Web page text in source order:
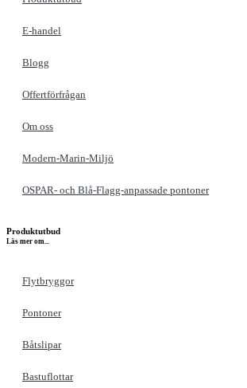
E-handel
Blogg
Offertförfrågan
Om oss
Modern-Marin-Miljö
OSPAR- och Blå-Flagg-anpassade pontoner
Produktutbud
Läs mer om...
Flytbryggor
Pontoner
Båtslipar
Bastuflottar